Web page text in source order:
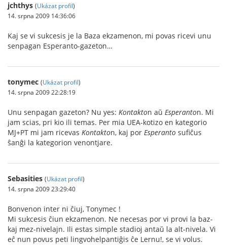
jchthys (Ukázat profil)
14. srpna 2009 14:36:06
Kaj se vi sukcesis je la Baza ekzamenon, mi povas ricevi unu
senpagan Esperanto-gazeton…
tonymec (Ukázat profil)
14. srpna 2009 22:28:19
Unu senpagan gazeton? Nu yes: Kontakton aŭ Esperanton. Mi
jam scias, pri kio ili temas. Per mia UEA-kotizo en kategorio
MJ+PT mi jam ricevas Kontakton, kaj por Esperanto sufiĉus
ŝanĝi la kategorion venontjare.
Sebasities (Ukázat profil)
14. srpna 2009 23:29:40
Bonvenon inter ni ĉiuj, Tonymec !
Mi sukcesis ĉiun ekzamenon. Ne necesas por vi provi la baz-
kaj mez-nivelajn. Ili estas simple stadioj antaŭ la alt-nivela. Vi
eĉ nun povus peti lingvohelpantiĝis ĉe Lernu!, se vi volus.